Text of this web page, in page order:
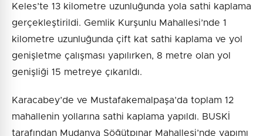
Keles’te 13 kilometre uzunluğunda yola sathi kaplama
gerçekleştirildi. Gemlik Kurşunlu Mahallesi’nde 1
kilometre uzunluğunda çift kat sathi kaplama ve yol
genişletme çalışması yapılırken, 8 metre olan yol
genişliği 15 metreye çıkarıldı.
Karacabey’de ve Mustafakemalpaşa’da toplam 12
mahallenin yollarına sathi kaplama yapıldı. BUSKİ
tarafından Mudanya Söğütpınar Mahallesi’nde yapımı